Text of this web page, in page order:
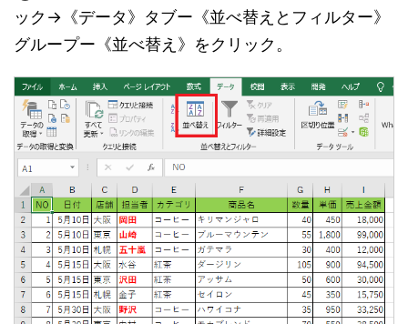
ック→《データ》タブー《並べ替えとフィルター》
グループー《並べ替え》をクリック。